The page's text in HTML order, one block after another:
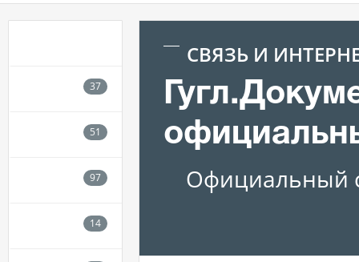
СВЯЗЬ И
Официальный